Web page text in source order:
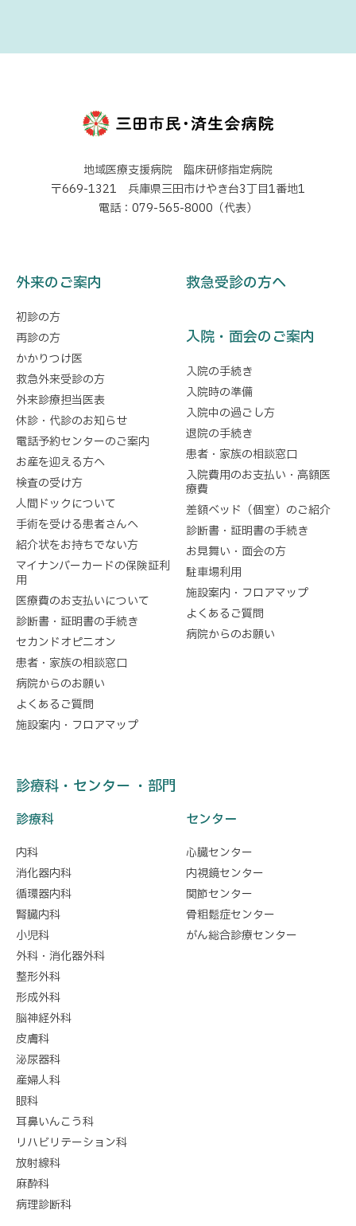
地域医療支援病院 臨床研修指定病院
〒669-1321 兵庫県三田市けやき台3丁目1番地1
電話：079-565-8000（代表）
外来のご案内
初診の方
再診の方
かかりつけ医
救急外来受診の方
外来診療担当医表
休診・代診のお知らせ
電話予約センターのご案内
お産を迎える方へ
検査の受け方
人間ドックについて
手術を受ける患者さんへ
紹介状をお持ちでない方
マイナンバーカードの保険証利
用
医療費のお支払いについて
診断書・証明書の手続き
セカンドオピニオン
患者・家族の相談窓口
病院からのお願い
よくあるご質問
施設案内・フロアマップ
救急受診の方へ
入院・面会のご案内
入院の手続き
入院時の準備
入院中の過ごし方
退院の手続き
患者・家族の相談窓口
入院費用のお支払い・高額医
療費
差額ベッド（個室）のご紹介
診断書・証明書の手続き
お見舞い・面会の方
駐車場利用
施設案内・フロアマップ
よくあるご質問
病院からのお願い
診療科・センター ・部門
診療科
内科
消化器内科
循環器内科
腎臓内科
小児科
外科・消化器外科
整形外科
形成外科
脳神経外科
皮膚科
泌尿器科
産婦人科
眼科
耳鼻いんこう科
リハビリテーション科
放射線科
麻酔科
病理診断科
センター
心臓センター
内視鏡センター
関節センター
骨粗鬆症センター
がん総合診療センター